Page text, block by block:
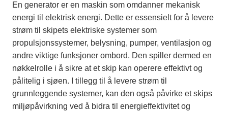
En generator er en maskin som omdanner mekanisk
energi til elektrisk energi. Dette er essensielt for å levere
strøm til skipets elektriske systemer som
propulsjonssystemer, belysning, pumper, ventilasjon og
andre viktige funksjoner ombord. Den spiller dermed en
nøkkelrolle i å sikre at et skip kan operere effektivt og
pålitelig i sjøen. I tillegg til å levere strøm til
grunnleggende systemer, kan den også påvirke et skips
miljøpåvirkning ved å bidra til energieffektivitet og